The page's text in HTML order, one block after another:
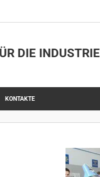
DIE INDUSTRIE
KONTAKTE